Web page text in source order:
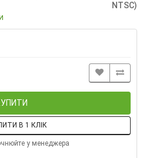
NTSC)
В 1 КЛІК
у менеджера